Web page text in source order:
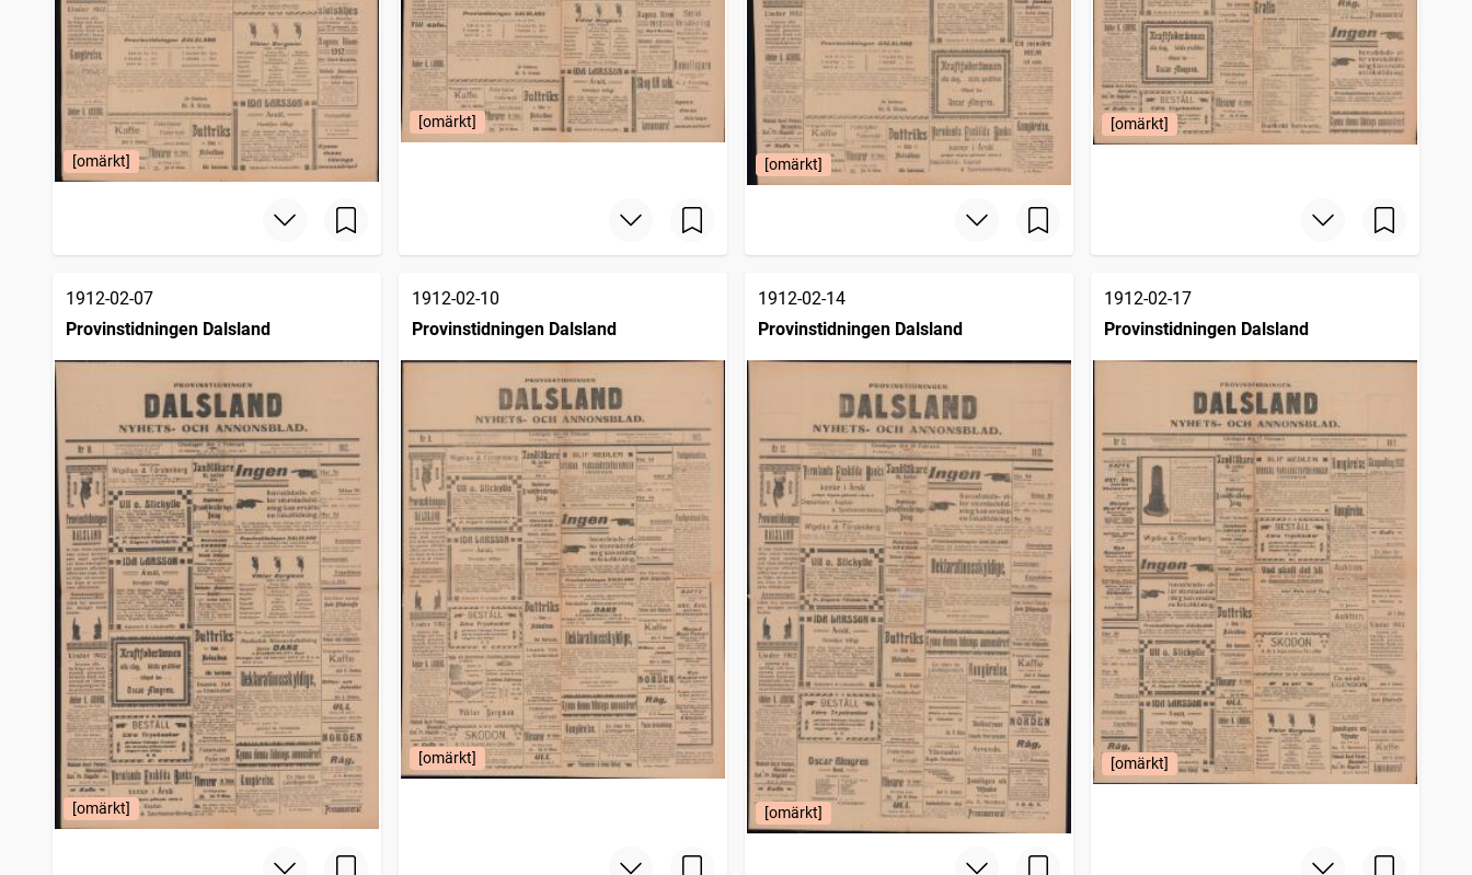
[omärkt]
[omärkt]
[omärkt]
[omärkt]
1912-02-07
Provinstidningen Dalsland
[omärkt]
1912-02-10
Provinstidningen Dalsland
[omärkt]
1912-02-14
Provinstidningen Dalsland
[omärkt]
1912-02-17
Provinstidningen Dalsland
[omärkt]